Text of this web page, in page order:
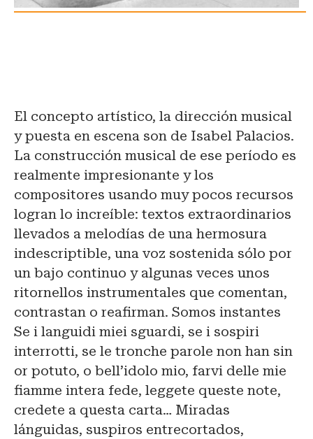
El concepto artístico, la dirección musical
y puesta en escena son de Isabel Palacios.
La construcción musical de ese período es
realmente impresionante y los
compositores usando muy pocos recursos
logran lo increíble: textos extraordinarios
llevados a melodías de una hermosura
indescriptible, una voz sostenida sólo por
un bajo continuo y algunas veces unos
ritornellos instrumentales que comentan,
contrastan o reafirman. Somos instantes
Se i languidi miei sguardi, se i sospiri
interrotti, se le tronche parole non han sin
or potuto, o bell’idolo mio, farvi delle mie
fiamme intera fede, leggete queste note,
credete a questa carta… Miradas
lánguidas, suspiros entrecortados,